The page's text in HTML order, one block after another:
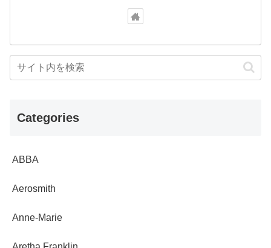
Categories
ABBA
Aerosmith
Anne-Marie